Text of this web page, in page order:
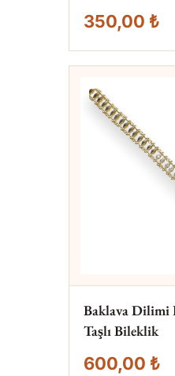
350,00 ₺
Baklava Dilimi
Taşlı Bileklik
600,00 ₺